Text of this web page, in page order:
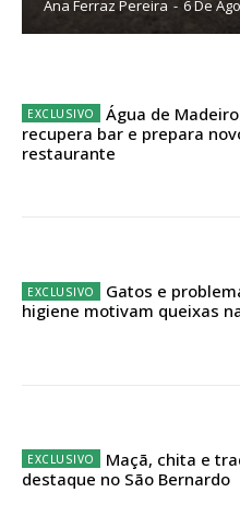
Edição em papel
Acesso aos
Ofertas para
Ana Ferraz Pereira - 6 De
Água de
recupera bar e prepara
restaurante
Gatos e
higiene motivam queixas
Maçã, chita e
destaque no São Bernardo